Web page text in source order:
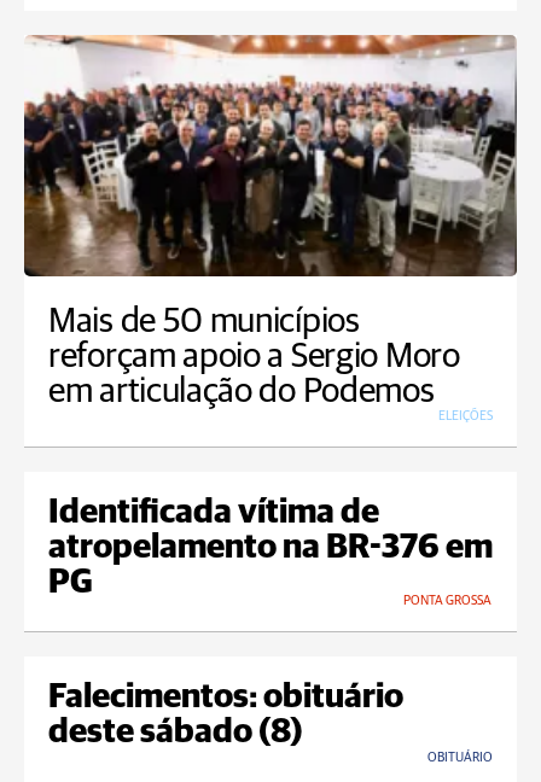
Mais de 50 municípios
reforçam apoio a Sergio Moro
em articulação do Podemos
ELEIÇÕES
Identificada vítima de
atropelamento na BR-376 em
PG
PONTA GROSSA
Falecimentos: obituário
deste sábado (8)
OBITUÁRIO